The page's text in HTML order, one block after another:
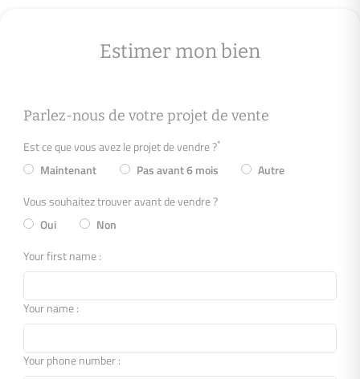
Estimer mon bien
Parlez-nous de votre projet de vente
Est ce que vous avez le projet de vendre ?*
Maintenant Pas avant 6 mois
Autre
Vous souhaitez trouver avant de vendre ?
Oui
Non
Your first name :
Your name :
Your phone number :